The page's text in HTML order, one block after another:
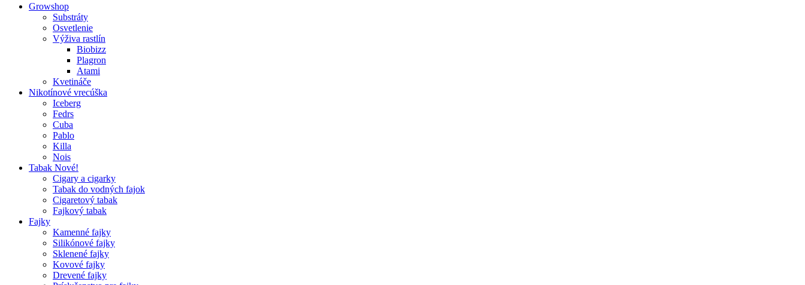
Growshop
Substráty
Osvetlenie
Výživa rastlín
Biobizz
Plagron
Atami
Kvetináče
Nikotínové vrecúška
Iceberg
Fedrs
Cuba
Pablo
Killa
Nois
Tabak Nové!
Cigary a cigarky
Tabak do vodných fajok
Cigaretový tabak
Fajkový tabak
Fajky
Kamenné fajky
Silikónové fajky
Sklenené fajky
Kovové fajky
Drevené fajky